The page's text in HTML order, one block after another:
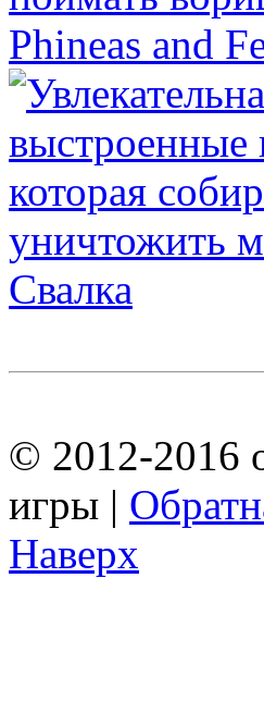
Phineas and
Свалка
© 2012-2016
игры |
Наверх